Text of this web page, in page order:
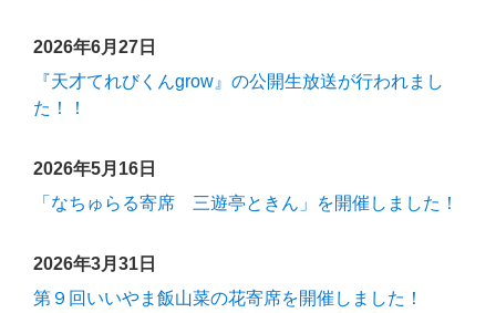
2026年6月27日
『天才てれびくんgrow』の公開生放送が行われまし
た！！
2026年5月16日
「なちゅらる寄席 三遊亭ときん」を開催しました！
2026年3月31日
第９回いいやま飯山菜の花寄席を開催しました！